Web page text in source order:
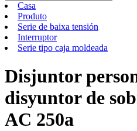
Casa
Produto
Serie de baixa tensión
Interruptor
Serie tipo caja moldeada
Disjuntor
disyuntor de
AC 250a